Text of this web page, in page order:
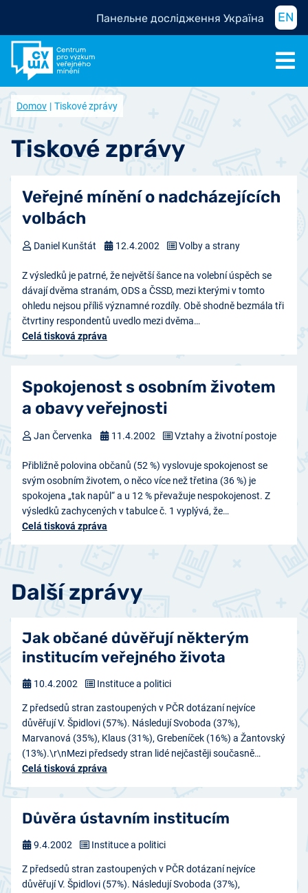
Панельне дослідження Україна EN
Domov Tiskové zprávy
Tiskové zprávy
Veřejné mínění o nadcházejících
volbách
Z výsledků je patrné, že největší šance na volební úspěch se
dávají dvěma stranám, ODS a ČSSD, mezi kterými v tomto
ohledu nejsou příliš významné rozdíly. Obě shodně bezmála tři
čtvrtiny respondentů uvedlo mezi dvěma…
Celá tisková zpráva
Daniel Kunštát 12.4.2002 Volby a strany
Spokojenost s osobním životem
a obavy veřejnosti
Přibližně polovina občanů (52 %) vyslovuje spokojenost se
svým osobním životem, o něco více než třetina (36 %) je
spokojena „tak napůl“ a u 12 % převažuje nespokojenost. Z
výsledků zachycených v tabulce č. 1 vyplývá, že…
Celá tisková zpráva
Jan Červenka 11.4.2002 Vztahy a životní postoje
Další zprávy
Jak občané důvěřují některým
institucím veřejného života
Z předsedů stran zastoupených v PČR dotázaní nejvíce
důvěřují V. Špidlovi (57%). Následují Svoboda (37%),
Marvanová (35%), Klaus (31%), Grebeníček (16%) a Žantovský
(13%).\r\nMezi předsedy stran lidé nejčastěji současně…
Celá tisková zpráva
10.4.2002 Instituce a politici
Důvěra ústavním institucím
Z předsedů stran zastoupených v PČR dotázaní nejvíce
důvěřují V. Špidlovi (57%). Následují Svoboda (37%),
9.4.2002 Instituce a politici